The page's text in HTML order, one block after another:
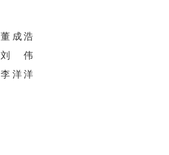
董成浩
刘伟
李洋洋